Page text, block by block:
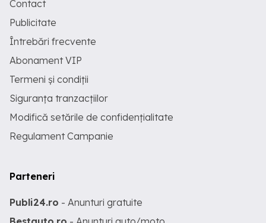
Contact
Publicitate
Întrebări frecvente
Abonament VIP
Termeni și condiții
Siguranța tranzacțiilor
Modifică setările de confidențialitate
Regulament Campanie
Parteneri
Publi24.ro - Anunturi gratuite